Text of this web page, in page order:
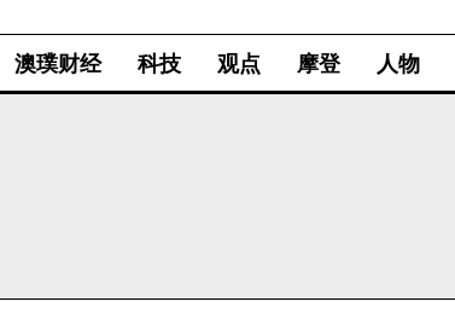
澳璞财经 科技 观点 摩登 人物